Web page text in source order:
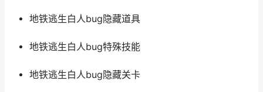
地铁逃生白人bug隐藏道具
地铁逃生白人bug特殊技能
地铁逃生白人bug隐藏关卡